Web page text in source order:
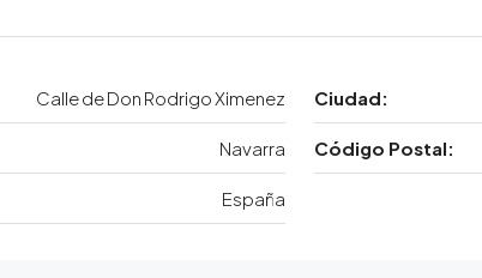
Calle de Don Rodrigo Ximenez Ciudad:
Navarra Código Postal:
España